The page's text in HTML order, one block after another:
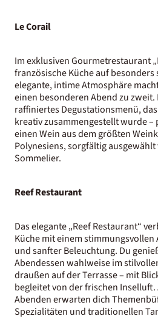
Le Corail
Im exklusiven Gourmetrestaurant
französische Küche auf besonders
elegante, intime Atmosphäre
einen besonderen Abend zu
raffiniertes Degustationsmenü,
kreativ zusammengestellt wurde
einen Wein aus dem größten
Polynesiens, sorgfältig
Sommelier.
Reef Restaurant
Das elegante „Reef Restaurant“
Küche mit einem
und sanfter Beleuchtung. Du
Abendessen wahlweise im
draußen auf der Terrasse – mit
begleitet von der frischen
Abenden erwarten dich
Spezialitäten und traditionellen